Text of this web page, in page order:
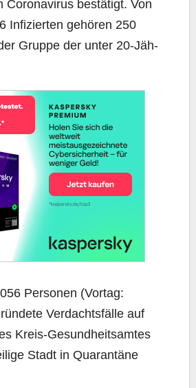
Coro­na­vi­rus bestä­tigt. Von
Infi­zier­ten gehö­ren 250
Grup­pe der unter 20-Jäh­
Per­so­nen (Vor­tag:
Ver­dachts­fäl­le auf
Kreis-Gesund­heits­am­tes
Stadt in Qua­ran­tä­ne